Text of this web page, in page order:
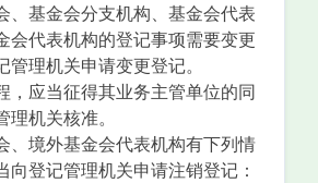
金会、基金会分支机构、基金会代表
会代表机构的登记事项需要变更
管理机关申请变更登记。
程，应当征得其业务主管单位的同
机关核准。
金会、境外基金会代表机构有下列情
向登记管理机关申请注销登记：